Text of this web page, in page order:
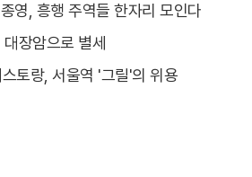
영, 흥행 주역들 한자리 모인다
장암으로 별세
토랑, 서울역 '그릴'의 위용